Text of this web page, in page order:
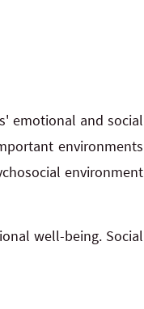
emotional and social
environments
environment
well-being. Social